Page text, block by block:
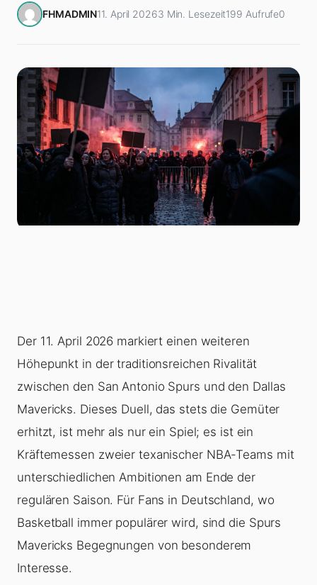
FHMADMIN11. April 20263 Min. Lesezeit199 Aufrufe0
Der 11. April 2026 markiert einen weiteren
Höhepunkt in der traditionsreichen Rivalität
zwischen den San Antonio Spurs und den Dallas
Mavericks. Dieses Duell, das stets die Gemüter
erhitzt, ist mehr als nur ein Spiel; es ist ein
Kräftemessen zweier texanischer NBA-Teams mit
unterschiedlichen Ambitionen am Ende der
regulären Saison. Für Fans in Deutschland, wo
Basketball immer populärer wird, sind die Spurs
Mavericks Begegnungen von besonderem
Interesse.